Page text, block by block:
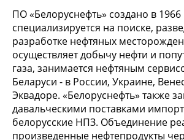
ПО «Белоруснефть» создано в 1966
специализируется на поиске,
разработке нефтяных
осуществляет добычу нефти и
газа, занимается нефтяным
Беларуси - в России, Украине,
Эквадоре. «Белоруснефть» также
давальческими поставками
белорусские НПЗ. Объединение
произведенные нефтепродукты